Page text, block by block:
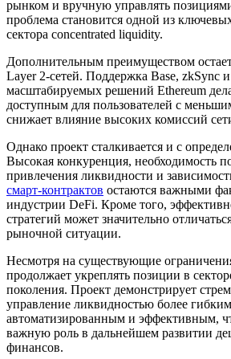
рынком и вручную управлять
проблема становится одной из
сектора concentrated liquidity.
Дополнительным преимуществом
Layer 2-сетей. Поддержка Base, zkSync
масштабируемых решений Ethereum
доступным для пользователей с
снижает влияние высоких комиссий
Однако проект сталкивается и с
Высокая конкуренция, необходимость
привлечения ликвидности и
смарт-контрактов остаются важными
индустрии DeFi. Кроме того,
стратегий может значительно
рыночной ситуации.
Несмотря на существующие
продолжает укреплять позиции в
поколения. Проект демонстрирует
управление ликвидностью более
автоматизированным и эффективным,
важную роль в дальнейшем развитии
финансов.